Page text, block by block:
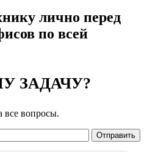
лично перед
по всей
ЗАДАЧУ?
вопросы.